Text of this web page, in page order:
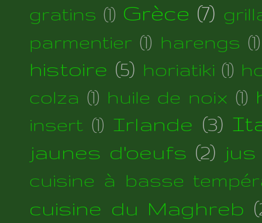
gratins (1) Grèce (7)
parmentier (1) harengs (1)
histoire (5) horiatiki (1)
colza (1) huile de noix (1)
insert (1) Irlande (3)
jaunes d'oeufs (2)
cuisine à basse
cuisine du Maghreb